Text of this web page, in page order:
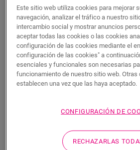
Características del
Este perfil único ofrece múltiples
suelo, como la transición entre suelos
pared o ventana. Solo tiene que cortar
forma deseada con el cúter Incizo
la perfección con el color de su suelo.
perfil Incizo, un cúter Incizo y un riel de
perfil Incizo puede: 1. unir dos suelos
suelo junto a la pared o la ventana 4.
transición entre su suelo laminado y
Este sitio web utiliza cookies para mejorar
navegación, analizar el tráfico a nuestro
intercambio social y mostrar anuncios
aceptar todas las cookies o las cookies
configuración de las cookies mediante el
configuración de las cookies" a
esenciales y funcionales son necesarias
funcionamiento de nuestro sitio web. Otras
establecen una vez que las haya aceptado.
CONFIGURACIÓN DE
RECHAZARLAS